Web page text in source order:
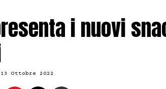
i nuovi
13 Ottobre 2022